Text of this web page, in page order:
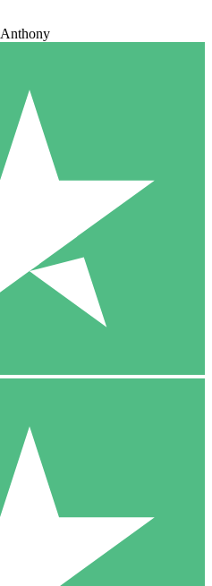
Anthony